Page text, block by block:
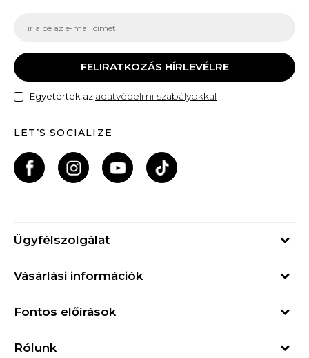
FELIRATKOZÁS HÍRLEVÉLRE
Egyetértek az adatvédelmi szabályokkal
LET’S SOCIALIZE
Ügyfélszolgálat
online@buzzsneakers.hu
Vásárlási információk
Visszatérítések
Fontos előírások
Rólunk